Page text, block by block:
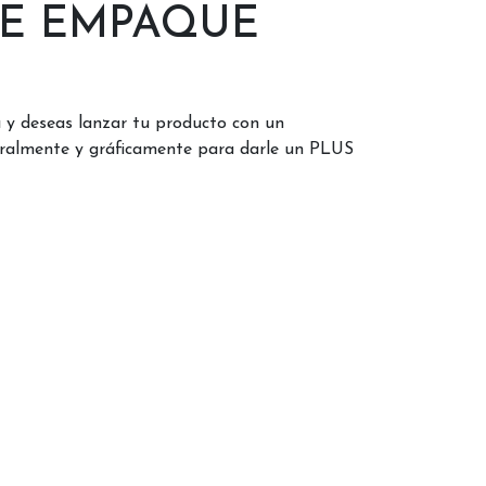
EMPAQUE
y deseas lanzar tu producto con un
y gráficamente para darle un PLUS